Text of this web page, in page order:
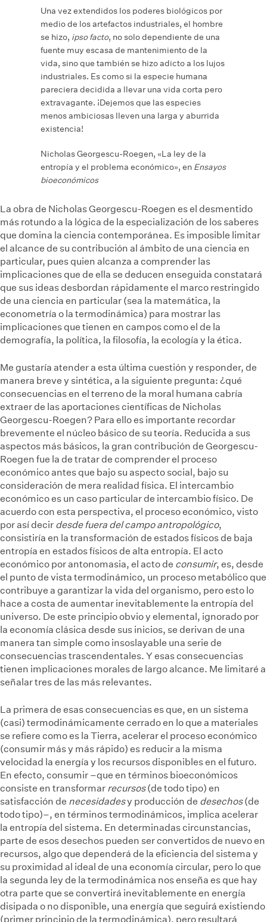
Una vez extendidos los poderes biológicos por
medio de los artefactos industriales, el hombre
se hizo, ipso facto, no solo dependiente de una
fuente muy escasa de mantenimiento de la
vida, sino que también se hizo adicto a los lujos
industriales. Es como si la especie humana
pareciera decidida a llevar una vida corta pero
extravagante. ¡Dejemos que las especies
menos ambiciosas lleven una larga y aburrida
existencia!
Nicholas Georgescu-Roegen, «La ley de la
entropía y el problema económico», en Ensayos
bioeconómicos
La obra de Nicholas Georgescu-Roegen es el desmentido
más rotundo a la lógica de la especialización de los saberes
que domina la ciencia contemporánea. Es imposible limitar
el alcance de su contribución al ámbito de una ciencia en
particular, pues quien alcanza a comprender las
implicaciones que de ella se deducen enseguida constatará
que sus ideas desbordan rápidamente el marco restringido
de una ciencia en particular (sea la matemática, la
econometría o la termodinámica) para mostrar las
implicaciones que tienen en campos como el de la
demografía, la política, la filosofía, la ecología y la ética.
Me gustaría atender a esta última cuestión y responder, de
manera breve y sintética, a la siguiente pregunta: ¿qué
consecuencias en el terreno de la moral humana cabría
extraer de las aportaciones científicas de Nicholas
Georgescu-Roegen? Para ello es importante recordar
brevemente el núcleo básico de su teoría. Reducida a sus
aspectos más básicos, la gran contribución de Georgescu-
Roegen fue la de tratar de comprender el proceso
económico antes que bajo su aspecto social, bajo su
consideración de mera realidad física. El intercambio
económico es un caso particular de intercambio físico. De
acuerdo con esta perspectiva, el proceso económico, visto
por así decir desde fuera del campo antropológico,
consistiría en la transformación de estados físicos de baja
entropía en estados físicos de alta entropía. El acto
económico por antonomasia, el acto de consumir, es, desde
el punto de vista termodinámico, un proceso metabólico que
contribuye a garantizar la vida del organismo, pero esto lo
hace a costa de aumentar inevitablemente la entropía del
universo. De este principio obvio y elemental, ignorado por
la economía clásica desde sus inicios, se derivan de una
manera tan simple como insoslayable una serie de
consecuencias trascendentales. Y esas consecuencias
tienen implicaciones morales de largo alcance. Me limitaré a
señalar tres de las más relevantes.
La primera de esas consecuencias es que, en un sistema
(casi) termodinámicamente cerrado en lo que a materiales
se refiere como es la Tierra, acelerar el proceso económico
(consumir más y más rápido) es reducir a la misma
velocidad la energía y los recursos disponibles en el futuro.
En efecto, consumir –que en términos bioeconómicos
consiste en transformar recursos(de todo tipo) en
satisfacción de necesidadesy producción de desechos(de
todo tipo)–, en términos termodinámicos, implica acelerar
la entropía del sistema. En determinadas circunstancias,
parte de esos desechos pueden ser convertidos de nuevo en
recursos, algo que dependerá de la eficiencia del sistema y
su proximidad al ideal de una economía circular, pero lo que
la segunda ley de la termodinámica nos enseña es que hay
otra parte que se convertirá inevitablemente en energía
disipada o no disponible, una energía que seguirá existiendo
(primer principio de la termodinámica), pero resultará